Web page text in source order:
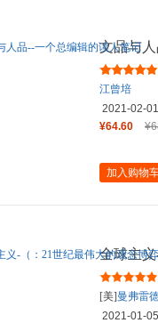
文品与
江曾培
2021-02-01
¥64.60
加入购物
全球主
[美]曼弗雷
2021-01-05